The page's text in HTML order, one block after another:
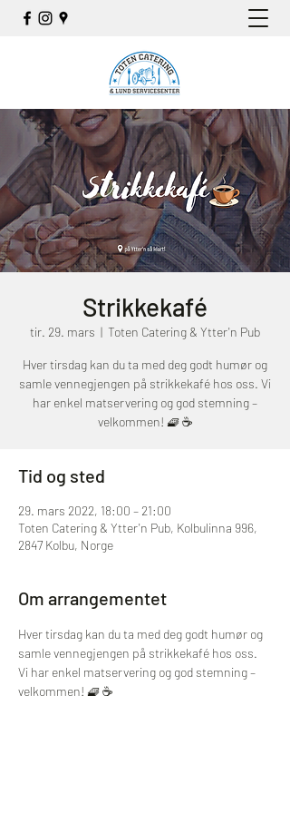
Strikkekafé
tir. 29. mars
  |
Toten Catering & Ytter'n Pub
Hver tirsdag kan du ta med deg godt humør og
samle vennegjengen på strikkekafé hos oss. Vi
har enkel matservering og god stemning –
velkommen! 🧇 ☕
Tid og sted
29. mars 2022, 18:00 – 21:00
Toten Catering & Ytter'n Pub, Kolbulinna 996,
2847 Kolbu, Norge
Om arrangementet
Hver tirsdag kan du ta med deg godt humør og
samle vennegjengen på strikkekafé hos oss.
Vi har enkel matservering og god stemning –
velkommen! 🧇 ☕